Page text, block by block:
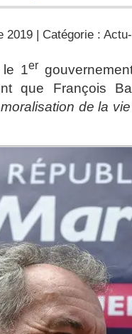
2019 | Catégorie :
le 1er
que François
moralisation de la